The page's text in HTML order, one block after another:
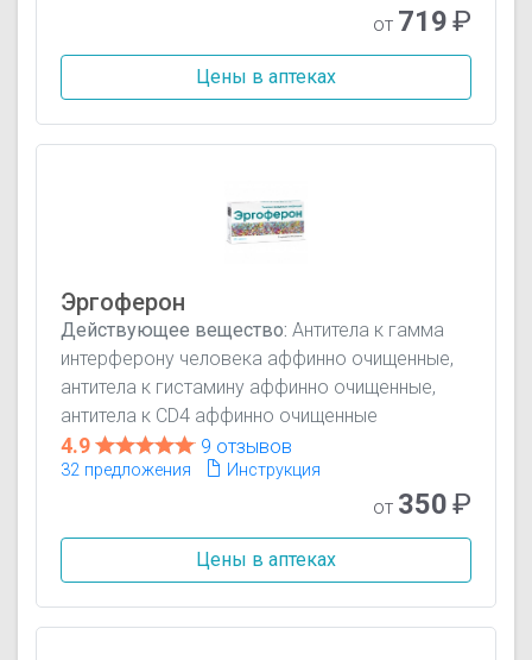
от 719₽
Цены в аптеках
Эргоферон
Действующее вещество: Антитела к гамма
интерферону человека аффинно очищенные,
антитела к гистамину аффинно очищенные,
антитела к CD4 аффинно очищенные
4.9 9 отзывов
32 предложения Инструкция
от 350₽
Цены в аптеках